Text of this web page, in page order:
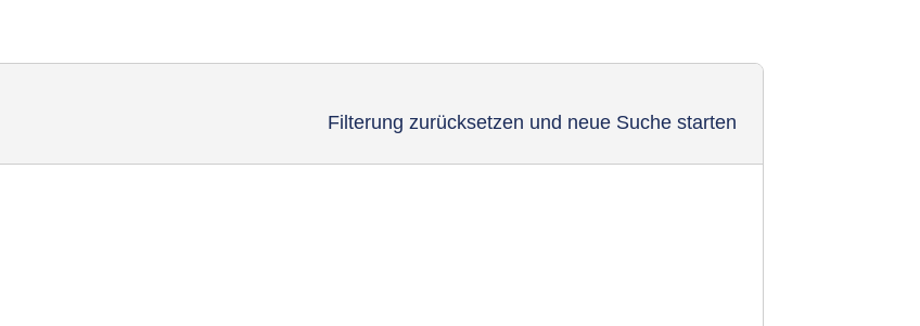
Filterung zurücksetzen und neue Suche starten